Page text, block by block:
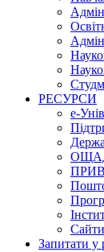
РЕСУРСИ
е-
Запитати у